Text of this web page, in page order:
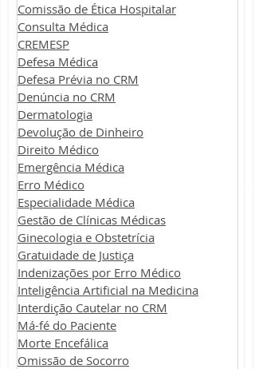
Comissão de Ética Hospitalar
Consulta Médica
CREMESP
Defesa Médica
Defesa Prévia no CRM
Denúncia no CRM
Dermatologia
Devolução de Dinheiro
Direito Médico
Emergência Médica
Erro Médico
Especialidade Médica
Gestão de Clínicas Médicas
Ginecologia e Obstetrícia
Gratuidade de Justiça
Indenizações por Erro Médico
Inteligência Artificial na Medicina
Interdição Cautelar no CRM
Má-fé do Paciente
Morte Encefálica
Omissão de Socorro